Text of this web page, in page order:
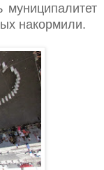
муниципалитет
накормили.